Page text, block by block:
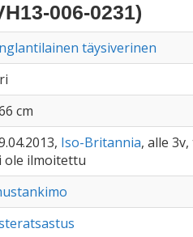
006-0231)
täysiverinen
cm
Iso-Britannia, alle
ole ilmoitettu